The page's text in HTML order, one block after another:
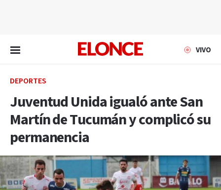
VIVO
DEPORTES
Juventud Unida igualó ante San
Martín de Tucumán y complicó su
permanencia